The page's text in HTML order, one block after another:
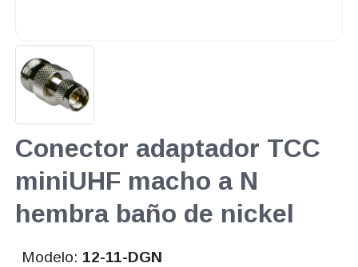
Conector adaptador TCC
miniUHF macho a N
hembra baño de nickel
Modelo: 12-11-DGN